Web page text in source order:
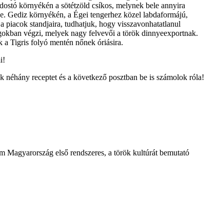
környékén a sötétzöld csíkos, melynek bele annyira
Gediz környékén, a Égei tengerhez közel labdaformájú,
piacok standjaira, tudhatjuk, hogy visszavonhatatlanul
végzi, melyek nagy felvevői a török dinnyeexportnak.
a Tigris folyó mentén nőnek óriásira.
receptet és a következő posztban be is számolok róla!
első rendszeres, a török kultúrát bemutató